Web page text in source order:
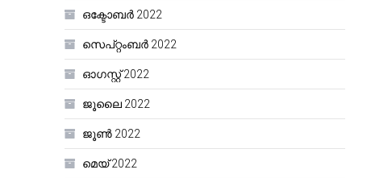
ഒക്ടോബർ 2022
സെപ്റ്റംബർ 2022
ഓഗസ്റ്റ്‌ 2022
ജൂലൈ 2022
ജൂൺ 2022
മെയ്‌ 2022